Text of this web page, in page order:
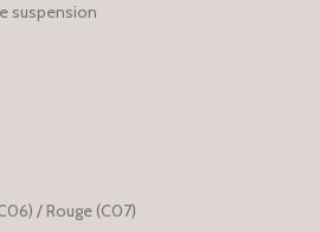
suspension
/ Rouge (C07)